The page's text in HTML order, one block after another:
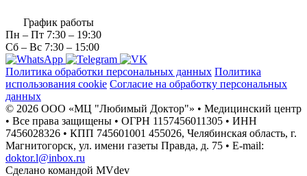
График работы
Пн – Пт 7:30 – 19:30
Сб – Вс 7:30 – 15:00
Политика обработки персональных данных Политика
использования cookie Согласие на обработку персональных
данных
© 2026 ООО «МЦ "Любимый Доктор"» • Медицинский центр
• Все права защищены • ОГРН 1157456011305 • ИНН
7456028326 • КПП 745601001 455026, Челябинская область, г.
Магнитогорск, ул. имени газеты Правда, д. 75 • E-mail:
doktor.l@inbox.ru
Сделано командой MVdev